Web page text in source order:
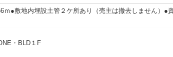
ｍ●敷地内埋設土管２ケ所あり（売主は撤去しません）●
・BLD１F